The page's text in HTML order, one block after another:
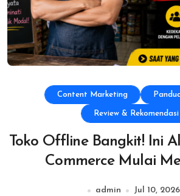
Content Marketing
Review & Rekomendasi
Toko Offline Bangkit! Ini
Commerce Mulai
admin Jul 10, 2026